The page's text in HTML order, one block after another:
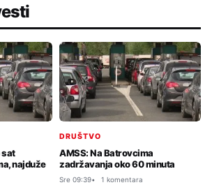
sat
najduže
DRUŠTVO
AMSS: Na Batrovcima
zadržavanja oko 60 minuta
Sre 09:39 1 komentara